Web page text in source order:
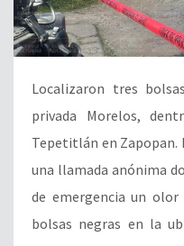
Localizaron tres
privada Morelos,
Tepetitlán en Zapopan.
una llamada anónima
de emergencia un
bolsas negras en la